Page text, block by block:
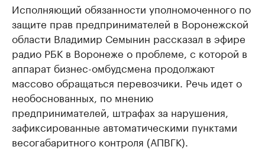
Исполняющий обязанности уполномоченного по
защите прав предпринимателей в Воронежской
области Владимир Семынин рассказал в эфире
радио РБК в Воронеже о проблеме, с которой в
аппарат бизнес-омбудсмена продолжают
массово обращаться перевозчики. Речь идет о
необоснованных, по мнению
предпринимателей, штрафах за нарушения,
зафиксированные автоматическими пунктами
весогабаритного контроля (АПВГК).